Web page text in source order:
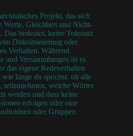
Projekt, das sich
Werte, Gleichheit und Nicht-
Das bedeutet, keine Toleranz
Diskriminierung oder
Verhalten. Während
und Versammlungen ist es
das eigene Redeverhalten
wie lange du sprichst, ob alle
teilzunehmen, welche Wörter
werden und dass keine
erfolgen oder eine
oder Gruppen